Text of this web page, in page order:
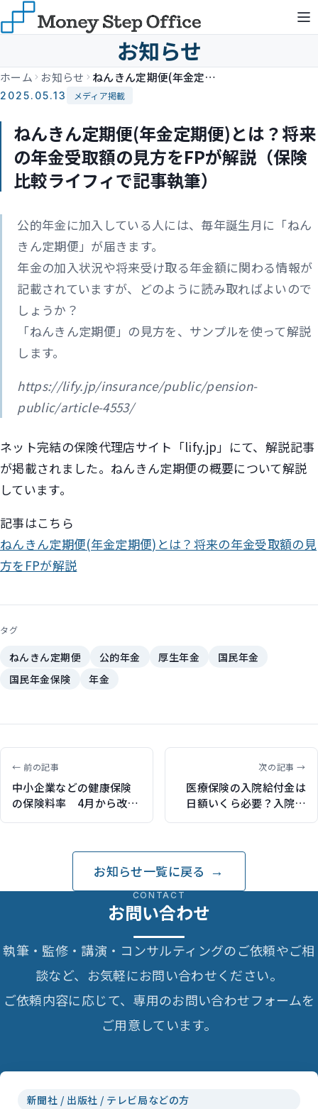
お知らせ
ホーム お知らせ ねんきん定期便(年金定期便)とは？将来の年金受取額の見方をFPが解説（保険比較ライフィで記事執筆）
2025.05.13 メディア掲載
ねんきん定期便(年金定期便)とは？将来
の年金受取額の見方をFPが解説（保険
比較ライフィで記事執筆）
公的年金に加入している人には、毎年誕生月に「ねん
きん定期便」が届きます。
年金の加入状況や将来受け取る年金額に関わる情報が
記載されていますが、どのように読み取ればよいので
しょうか？
「ねんきん定期便」の見方を、サンプルを使って解説
します。
https://lify.jp/insurance/public/pension-
public/article-4553/
ネット完結の保険代理店サイト「lify.jp」にて、解説記事
が掲載されました。ねんきん定期便の概要について解説
しています。
記事はこちら
ねんきん定期便(年金定期便)とは？将来の年金受取額の見
方をFPが解説
タグ
ねんきん定期便 公的年金 厚生年金
国民年金
国民年金保険
年金
← 前の記事
中小企業などの健康保険
の保険料率 4月から改定
次の記事 →
医療保険の入院給付金は
日額いくら必要？入院費
お知らせ一覧に戻る
CONTACT
お問い合わせ
執筆・監修・講演・コンサルティングのご依頼やご相
談など、お気軽にお問い合わせください。
ご依頼内容に応じて、専用のお問い合わせフォームを
ご用意しています。
新聞社 / 出版社 / テレビ局などの方